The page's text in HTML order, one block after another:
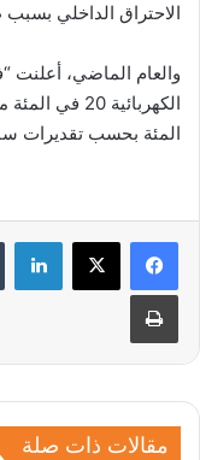
الاحتراق الداخلي
والعام الماضي، أعلنت
المئة بحسب تقديرات
طباعة
مقالات ذات صلة